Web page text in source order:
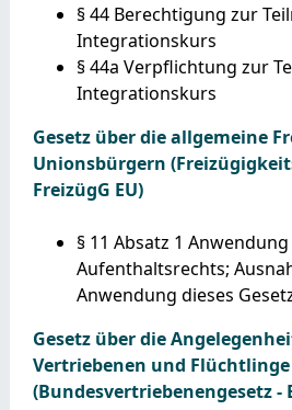
§ 44 Berechtigung zur
Integrationskurs
§ 44a Verpflichtung zur
Integrationskurs
Gesetz über die allgemeine
Unionsbürgern
FreizügG EU)
§ 11 Absatz 1
Aufenthaltsrechts;
Anwendung dieses
Gesetz über die
Vertriebenen und Flüchtlinge
(Bundesvertriebenengesetz -